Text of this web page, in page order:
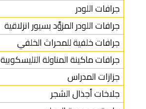
جرافات اللودر
جرافات اللودر المزوَّد بسيور انزلاقية
جرافات خلفية للمحراث الخلفي
جرافات ماكينة المناولة التليسكوبية
جزازات المدراس
جلاخات أجذال الشجر